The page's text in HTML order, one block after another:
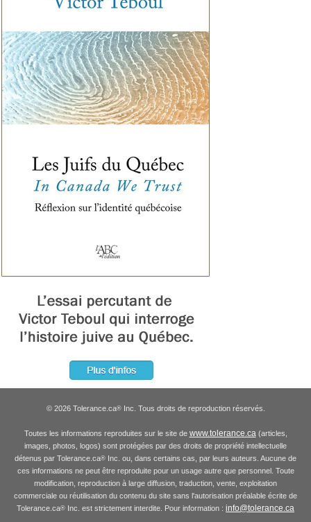
© 2026 Tolerance.ca®Inc. Tous droits de reproduction réservés.
Toutes les informations reproduites sur le site de www.tolerance.ca (articles,
images, photos, logos) sont protégées par des droits de propriété intellectuelle
détenus par Tolerance.ca® Inc. ou, dans certains cas, par leurs auteurs. Aucune de
ces informations ne peut être reproduite pour un usage autre que personnel. Toute
modification, reproduction à large diffusion, traduction, vente, exploitation
commerciale ou réutilisation du contenu du site sans l'autorisation préalable écrite de
Tolerance.ca® Inc. est strictement interdite. Pour information : info@tolerance.ca